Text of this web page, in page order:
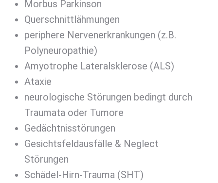
Morbus Parkinson
Querschnittlähmungen
periphere Nervenerkrankungen (z.B.
Polyneuropathie)
Amyotrophe Lateralsklerose (ALS)
Ataxie
neurologische Störungen bedingt durch
Traumata oder Tumore
Gedächtnisstörungen
Gesichtsfeldausfälle & Neglect
Störungen
Schädel-Hirn-Trauma (SHT)